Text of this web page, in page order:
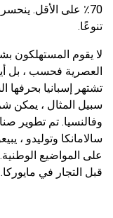
70٪ على الأقل.
تنوعًا.
لا يقوم المستهلكون
العصرية فحسب ، بل
تشتهر إسبانيا
سبيل المثال ، يمكن
وفالنسيا. تم تطوير
سالامانكا وتوليدو ،
على المواضيع
قبل التجار في